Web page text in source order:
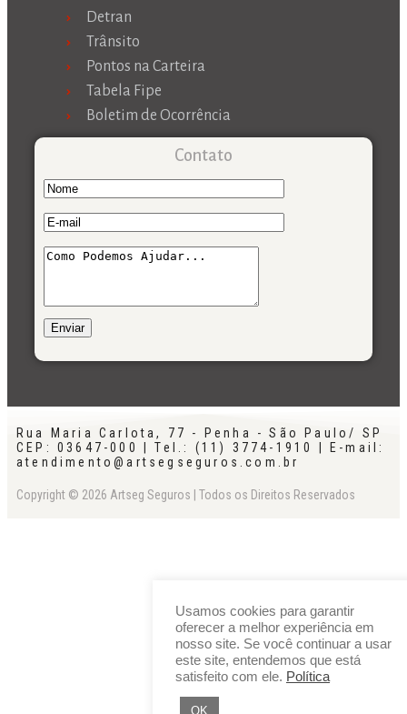
Detran
Trânsito
Pontos na Carteira
Tabela Fipe
Boletim de Ocorrência
Contato
Rua Maria Carlota, 77 - Penha - São Paulo/ SP
CEP: 03647-000 | Tel.: (11) 3774-1910 | E-mail:
atendimento@artsegseguros.com.br
Copyright © 2026 Artseg Seguros | Todos os Direitos Reservados
Usamos cookies para garantir
oferecer a melhor experiência em
nosso site. Se você continuar a usar
este site, entendemos que está
satisfeito com ele. Política
OK